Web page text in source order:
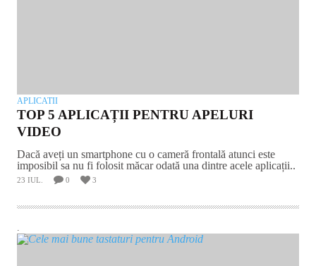
APLICATII
TOP 5 APLICAȚII PENTRU APELURI
VIDEO
Dacă aveți un smartphone cu o cameră frontală atunci este
imposibil sa nu fi folosit măcar odată una dintre acele aplicații..
23 IUL. 0 3